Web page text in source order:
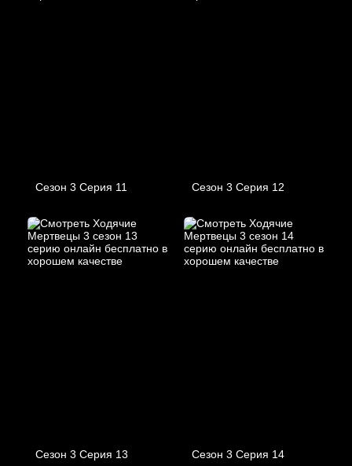
Сезон 3 Серия 11 Сезон 3 Серия 12
Сезон 3 Серия 13 Сезон 3 Серия 14